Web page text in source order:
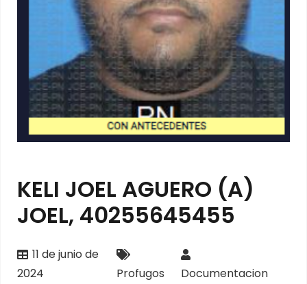
KELI JOEL AGUERO (A)
JOEL, 40255645455
11 de junio de
2024
Profugos
Documentacion